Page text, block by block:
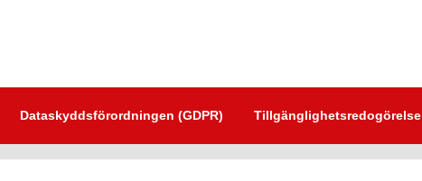
Dataskyddsförordningen (GDPR) Tillgänglighetsredogörelse